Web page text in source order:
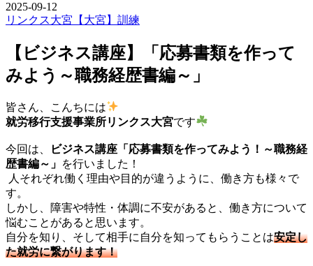
2025-09-12
リンクス大宮 【大宮】訓練
【ビジネス講座】「応募書類を作って
みよう～職務経歴書編～」
皆さん、こんちには
就労移行支援事業所リンクス大宮です
今回は、
ビジネス講座「応募書類を作ってみよう！～職務経
歴書編～」 を行いました！
人それぞれ働く理由や目的が違うように、働き方も様々で
す。
しかし、障害や特性・体調に不安があると、働き方について
悩むことがあると思います。
自分を知り、そして相手に自分を知ってもらうことは安定し
た就労に繋がります！